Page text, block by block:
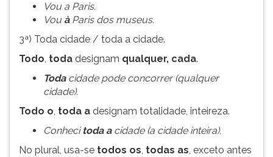
instrução
novamente.
Vou a Paris.
Vou à Paris dos museus.
3ª) Toda cidade / toda a cidade.
Todo, toda designam qualquer, cada.
Toda cidade pode concorrer (qualquer
cidade).
Todo o, toda a designam totalidade, inteireza.
Conheci toda a cidade (a cidade inteira).
No plural, usa-se todos os, todas as, exceto antes